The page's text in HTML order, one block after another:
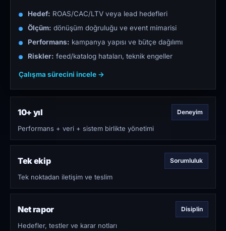
Hedef: ROAS/CAC/LTV veya lead hedefleri
Ölçüm: dönüşüm doğruluğu ve event mimarisi
Performans: kampanya yapısı ve bütçe dağılımı
Riskler: feed/katalog hataları, teknik engeller
Çalışma sürecini incele →
10+ yıl Deneyim
Performans + veri + sistem birlikte yönetimi
Tek ekip Sorumluluk
Tek noktadan iletişim ve teslim
Net rapor Disiplin
Hedefler, testler ve karar notları